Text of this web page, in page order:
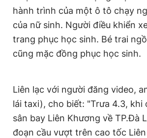
Giấy phép xuất bản số 110/GP - BTTTT
© 2003-2026 Bản quyền thuộc về Báo
chép dưới mọi hình thức nếu không có sự
bản. Phát triển bởi ePi Technologies, JSC.
hành trình của một ô tô chạy
của nữ sinh. Người điều khiển
trang phục học sinh. Bé trai
cũng mặc đồng phục học sinh.
Liên lạc với người đăng video,
lái taxi), cho biết: "Trưa 4.3, khi
sân bay Liên Khương về TP.Đà
đoạn cầu vượt trên cao tốc